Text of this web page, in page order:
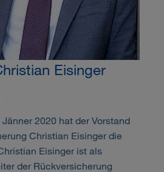
Eisinger
2020 hat der Vorstand
Christian Eisinger die
Eisinger ist als
der Rückversicherung